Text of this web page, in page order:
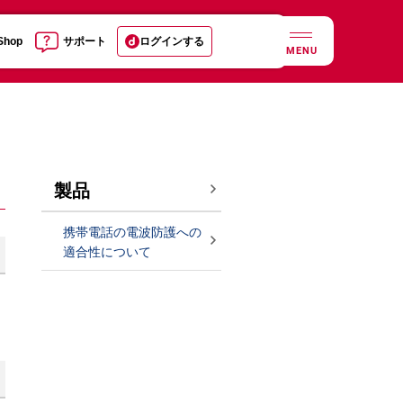
サポート ログインする
MENU
製品
携帯電話の電波防護への
適合性について